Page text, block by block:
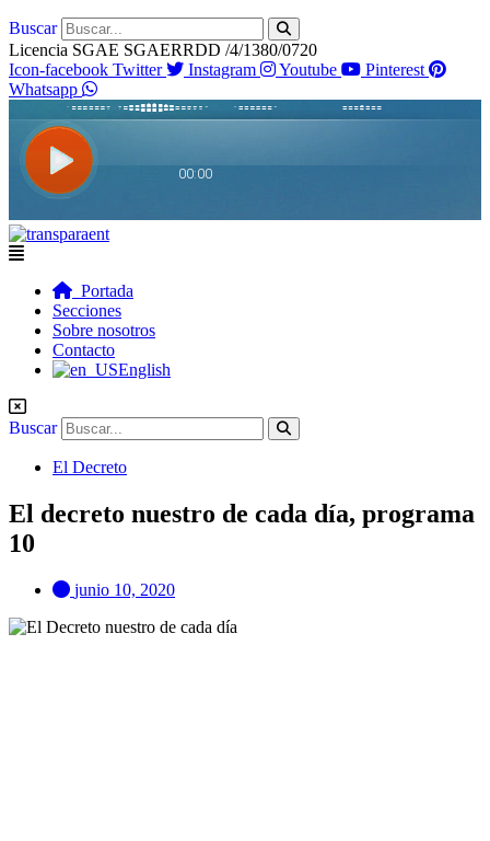
Buscar
Licencia SGAE SGAERRDD /4/1380/0720
Icon-facebook Twitter Instagram Youtube
Pinterest
Whatsapp
Flyout
Portada
Secciones
Sobre nosotros
Contacto
English
Buscar
El Decreto
El decreto nuestro de cada día, programa
10
junio 10, 2020